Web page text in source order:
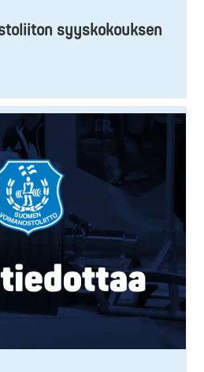
syyskokouksen